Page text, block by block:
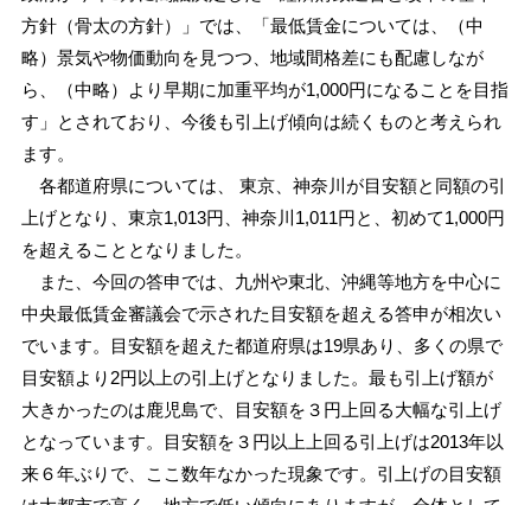
方針（骨太の方針）」では、「最低賃金については、（中
略）景気や物価動向を見つつ、地域間格差にも配慮しなが
ら、（中略）より早期に加重平均が1,000円になることを目指
す」とされており、今後も引上げ傾向は続くものと考えられ
ます。
各都道府県については、 東京、神奈川が目安額と同額の引
上げとなり、東京1,013円、神奈川1,011円と、初めて1,000円
を超えることとなりました。
また、今回の答申では、九州や東北、沖縄等地方を中心に
中央最低賃金審議会で示された目安額を超える答申が相次い
でいます。目安額を超えた都道府県は19県あり、多くの県で
目安額より2円以上の引上げとなりました。最も引上げ額が
大きかったのは鹿児島で、目安額を３円上回る大幅な引上げ
となっています。目安額を３円以上上回る引上げは2013年以
来６年ぶりで、ここ数年なかった現象です。引上げの目安額